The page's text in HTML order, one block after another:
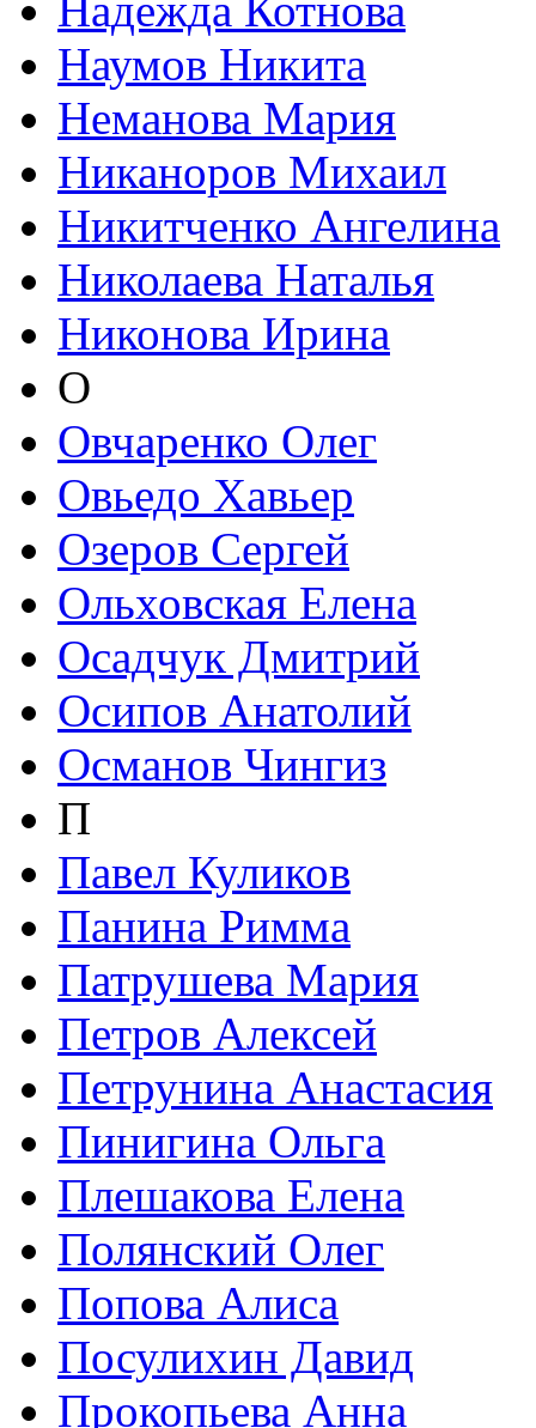
Надежда Котнова
Наумов Никита
Неманова Мария
Никаноров Михаил
Никитченко Ангелина
Николаева Наталья
Никонова Ирина
О
Овчаренко Олег
Овьедо Хавьер
Озеров Сергей
Ольховская Елена
Осадчук Дмитрий
Осипов Анатолий
Османов Чингиз
П
Павел Куликов
Панина Римма
Патрушева Мария
Петров Алексей
Петрунина Анастасия
Пинигина Ольга
Плешакова Елена
Полянский Олег
Попова Алиса
Посулихин Давид
Прокопьева Анна